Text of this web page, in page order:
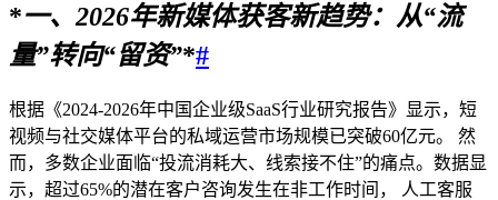
*一、 2026年新媒体获客新趋势：从“流
量”转向“留资”*#
根据《2024-2026年中国企业级SaaS行业研究报告》显示，短
视频与社交媒体平台的私域运营市场规模已突破60亿元。 然
而，多数企业面临“投流消耗大、线索接不住”的痛点。数据显
示，超过65%的潜在客户咨询发生在非工作时间， 人工客服